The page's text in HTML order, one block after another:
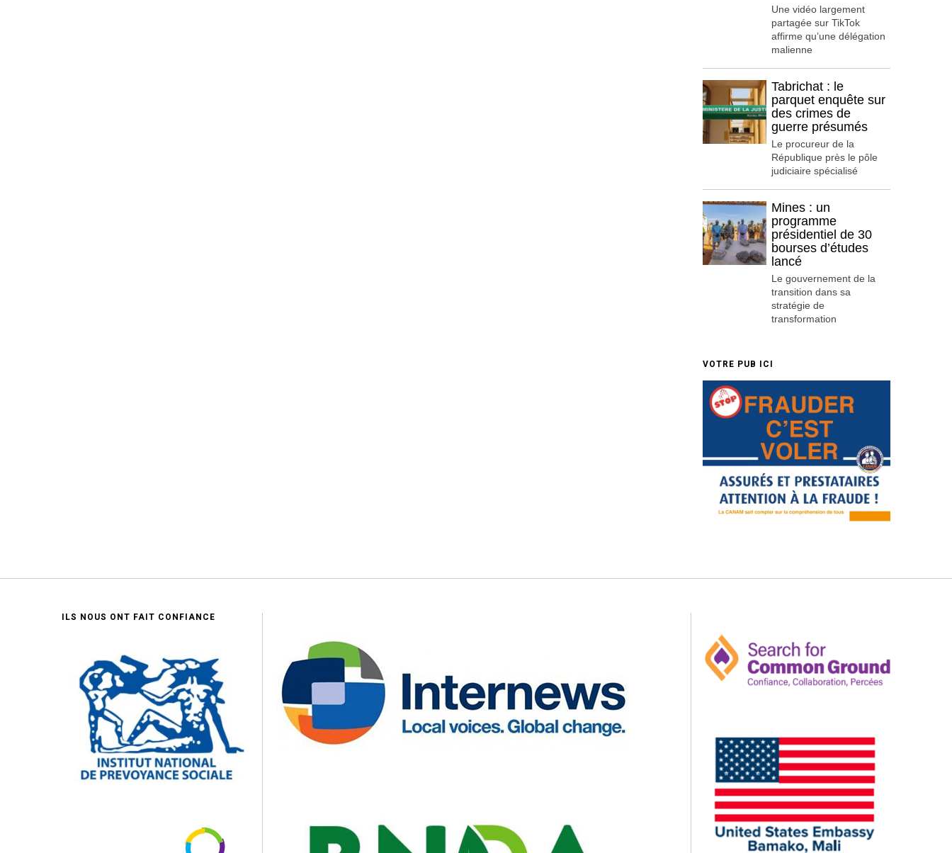
Une vidéo largement
partagée sur TikTok
affirme qu’une délégation
malienne
Tabrichat : le
parquet enquête sur
des crimes de
guerre présumés
Le procureur de la
République près le pôle
judiciaire spécialisé
Mines : un
programme
présidentiel de 30
bourses d’études
lancé
Le gouvernement de la
transition dans sa
stratégie de
transformation
VOTRE PUB ICI
ILS NOUS ONT FAIT CONFIANCE